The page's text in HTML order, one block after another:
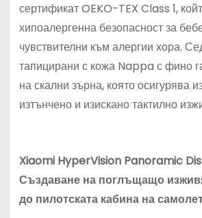
сертификат OEKO-TEX Class 1,
хипоалергенна безопасност за
чувствителни към алергии хора.
тапицирани с кожа Nappa с фино
на скални зърна, която осигурява
изтънчено и изискано тактилно
Xiaomi HyperVision Panoramic
Създаване на поглъщащо
до пилотската кабина на